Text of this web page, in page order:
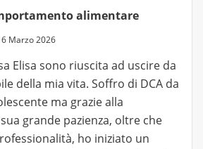
alimentare
Marzo 2026
Elisa sono riuscita ad uscire da
della mia vita. Soffro di DCA da
ma grazie alla
grande pazienza, oltre che
ho iniziato un